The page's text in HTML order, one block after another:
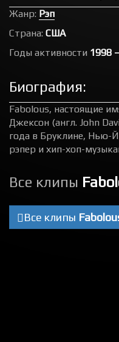
Жанр: Рэп
Страна: США
Годы активности 1998
Биография:
Fabolous, настоящие
Джексон (англ. John
года в Бруклине,
рэпер и хип-хоп-
Все клипы
Все клипы